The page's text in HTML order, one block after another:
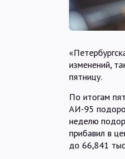
изменений,
пятницу.
По итогам
АИ-95
неделю
прибавил в
до 66,841